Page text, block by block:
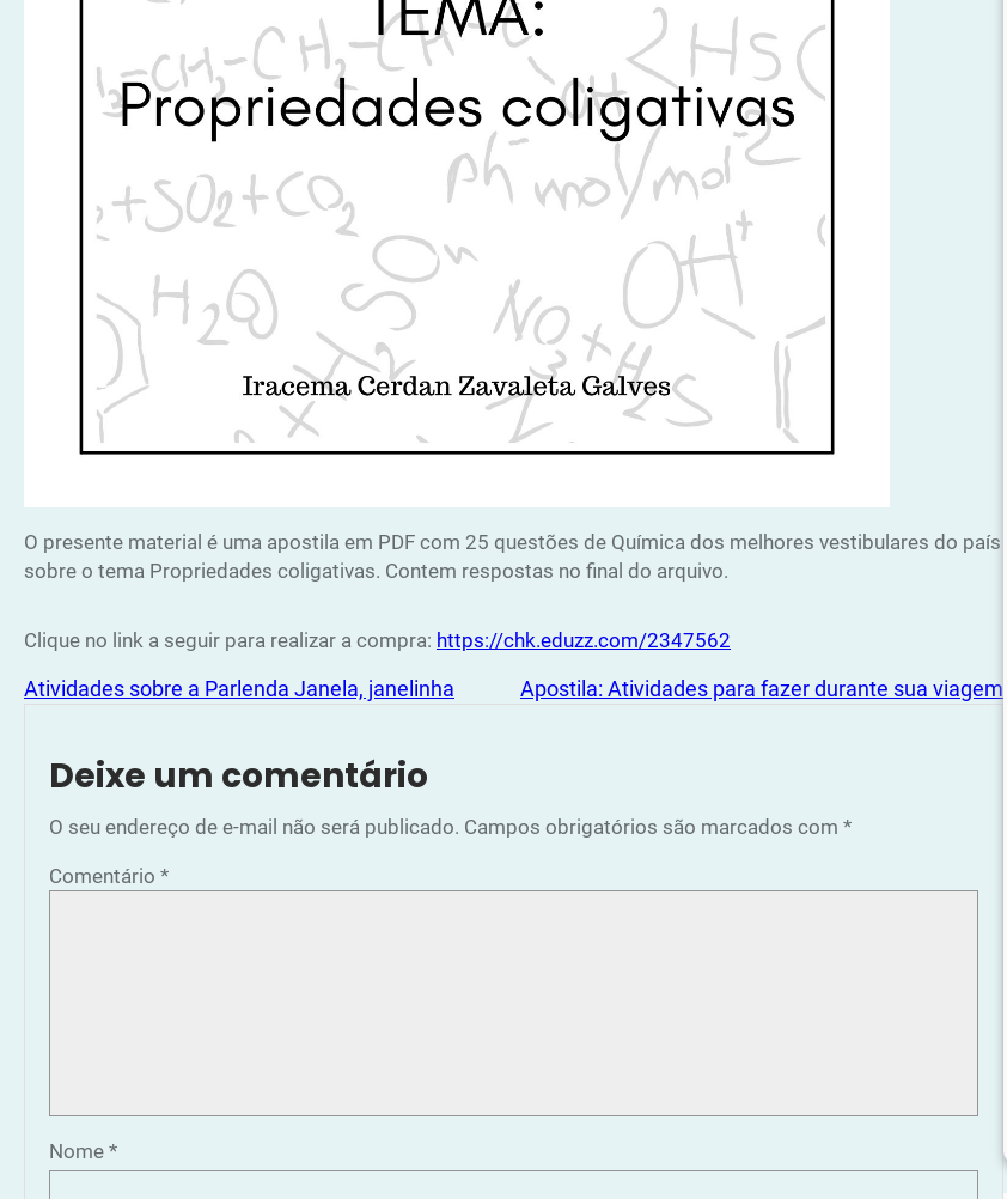
O presente material é uma apostila em PDF com 25 questões de Química dos melhores vestibulares do país
sobre o tema Propriedades coligativas. Contem respostas no final do arquivo.
Clique no link a seguir para realizar a compra: https://chk.eduzz.com/2347562
Atividades sobre a Parlenda Janela, janelinha Apostila: Atividades para fazer durante sua viagem
Deixe um comentário
O seu endereço de e-mail não será publicado. Campos obrigatórios são marcados com *
Comentário *
Nome *